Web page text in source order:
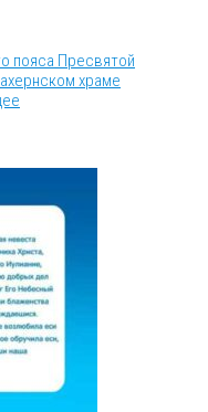
пояса Пресвятой
храме